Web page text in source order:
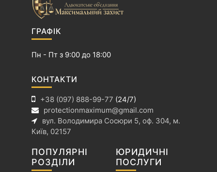
ГРАФІК
Пн - Пт з 9:00 до 18:00
КОНТАКТИ
+38 (097) 888-99-77 (24/7)
protectionmaximum@gmail.com
вул. Володимира Сосюри 5, оф. 304, м.
Київ, 02157
ПОПУЛЯРНІ
РОЗДІЛИ
ЮРИДИЧНІ
ПОСЛУГИ